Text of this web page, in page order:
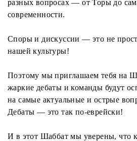
разных вопросах — от Торы до
современности.
Споры и дискуссии — это не
нашей культуры!
Поэтому мы приглашаем тебя на
жаркие дебаты и команды будут
на самые актуальные и острые
Дебаты — это так по-еврейски!
И в этот Шаббат мы уверены, что